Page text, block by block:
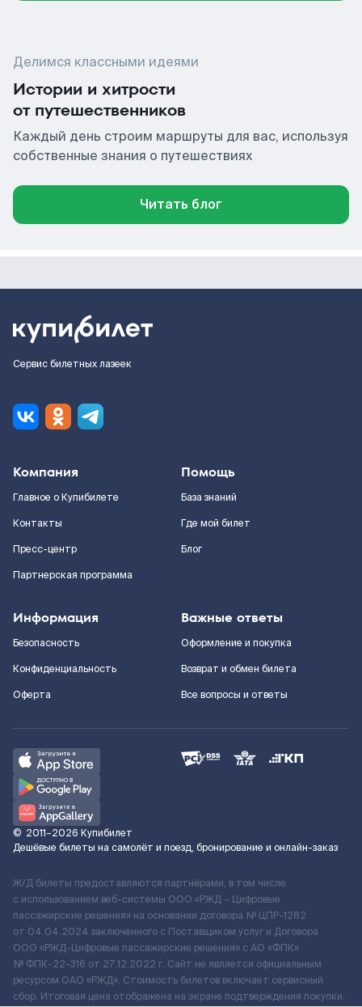
Делимся классными идеями
Истории и хитрости
от путешественников
Каждый день строим маршруты для вас, используя
собственные знания о путешествиях
Читать блог
Сервис билетных лазеек
Компания
Главное о Купибилете
Контакты
Пресс-центр
Партнерская программа
Помощь
База знаний
Где мой билет
Блог
Информация
Безопасность
Конфиденциальность
Оферта
Важные ответы
Оформление и покупка
Возврат и обмен билета
Все вопросы и ответы
© 2011–2026 Купибилет
Дешёвые билеты на самолёт и поезд, бронирование и онлайн-заказ
Ж/Д билеты предоставляются партнёрами, в том числе
с использованием веб-системы ООО «РЖД – Цифровые
пассажирские решения» на основании договора № ЦПР-1282
от 04.04.2024 заключенного с Поставщиком услуг и Договора
ООО «РЖД-Цифровые пассажирские решения» c АО «ФПК»
№ ФПК-22-316 от 27.12.2022 г. Сайт не является официальным
ресурсом ОАО «РЖД». Стоимость билетов включает сервисный
сбор. Итоговая цена отображена на экране подтверждения покупки.